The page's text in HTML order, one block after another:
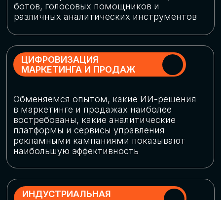
СПИКЕРЫ
СТАТЬ СПИКЕРОМ
В конференции участвовали более 120 спикеров